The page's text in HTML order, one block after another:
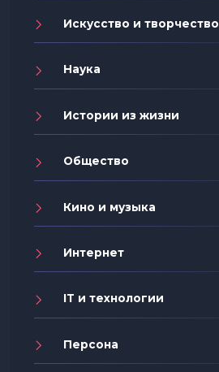
Искусство и творчество
Наука
Истории из жизни
Общество
Кино и музыка
Интернет
IT и технологии
Персона